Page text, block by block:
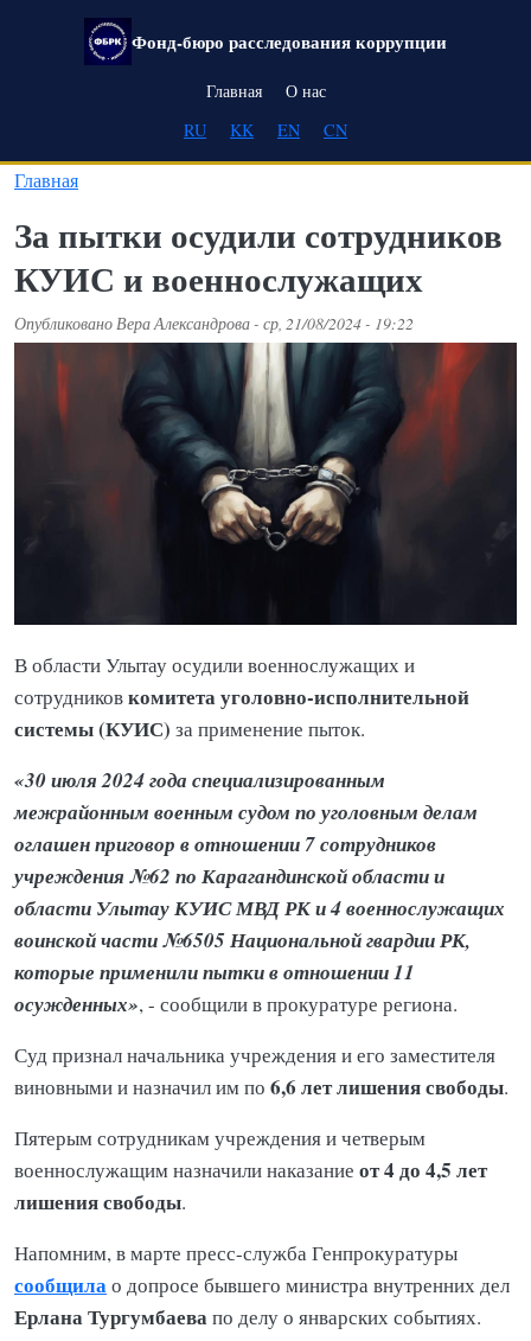
Перейти к основному содержанию
Фонд-бюро расследования коррупции
Main navigation
Главная
О нас
RU
KK EN CN
Главная
За пытки осудили сотрудников
КУИС и военнослужащих
ОпубликованоВера Александрова- ср, 21/08/2024 - 19:22
В области Улытау осудили военнослужащих и
сотрудниковкомитета уголовно-исполнительной
системы (КУИС) за применение пыток.
«30 июля 2024 года специализированным
межрайонным военным судом по уголовным делам
оглашен приговор в отношении 7 сотрудников
учреждения №62 по Карагандинской области и
области Улытау КУИС МВД РК и 4 военнослужащих
воинской части №6505 Национальной гвардии РК,
которые применили пытки в отношении 11
осужденных», - сообщили в прокуратуре региона.
Суд признал начальника учреждения и его заместителя
виновными и назначил им по 6,6 лет лишения свободы.
Пятерым сотрудникам учреждения и четверым
военнослужащим назначили наказание от 4 до 4,5 лет
лишения свободы.
Напомним, в марте пресс-служба Генпрокуратуры
сообщилао допросе бывшего министра внутренних дел
Ерлана Тургумбаевапо делу о январских событиях.